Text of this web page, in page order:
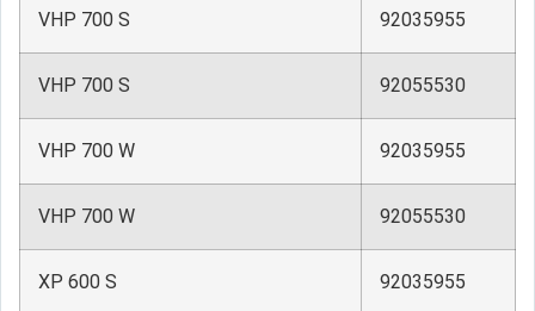
VHP 700 S 92035955
VHP 700 S 92055530
VHP 700 W 92035955
VHP 700 W 92055530
XP 600 S 92035955